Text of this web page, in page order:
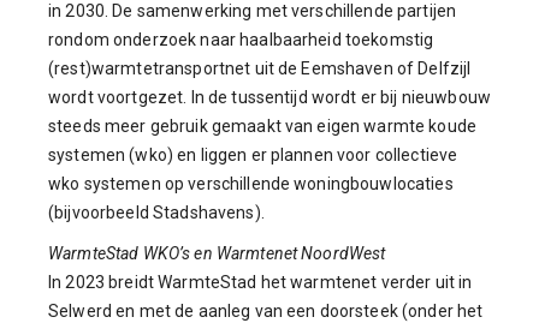
in 2030. De samenwerking met verschillende partijen
rondom onderzoek naar haalbaarheid toekomstig
(rest)warmtetransportnet uit de Eemshaven of Delfzijl
wordt voortgezet. In de tussentijd wordt er bij nieuwbouw
steeds meer gebruik gemaakt van eigen warmte koude
systemen (wko) en liggen er plannen voor collectieve
wko systemen op verschillende woningbouwlocaties
(bijvoorbeeld Stadshavens).
WarmteStad WKO’s en Warmtenet NoordWest
In 2023 breidt WarmteStad het warmtenet verder uit in
Selwerd en met de aanleg van een doorsteek (onder het